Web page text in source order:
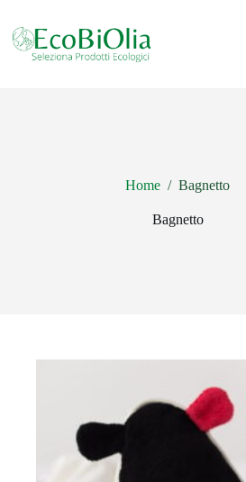
contenuto
Home / Bagnetto
Bagnetto